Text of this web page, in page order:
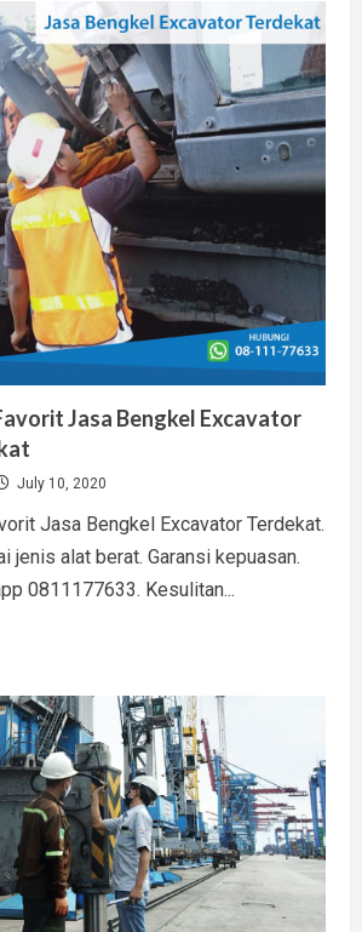
Jasa Bengkel Excavator
July 10, 2020
Jasa Bengkel Excavator Terdekat.
jenis alat berat. Garansi kepuasan.
0811177633. Kesulitan...